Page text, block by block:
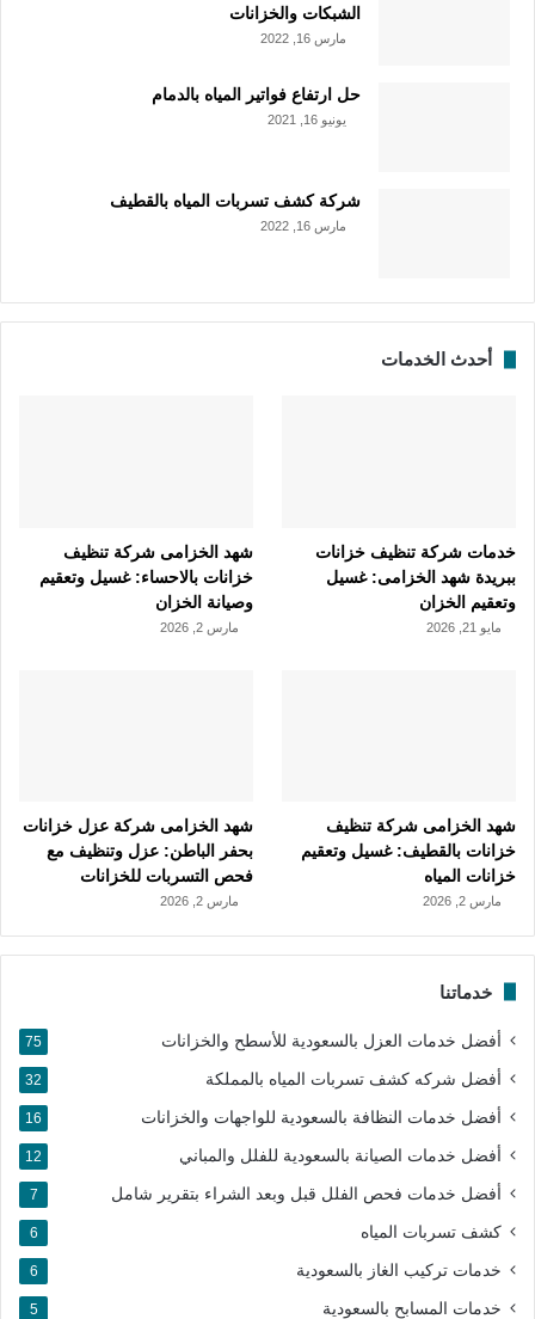
الشبكات والخزانات
مارس 16, 2022
حل ارتفاع فواتير المياه بالدمام
يونيو 16, 2021
شركة كشف تسربات المياه بالقطيف
مارس 16, 2022
أحدث الخدمات
خدمات شركة تنظيف خزانات
ببريدة شهد الخزامى: غسيل
وتعقيم الخزان
مايو 21, 2026
شهد الخزامى شركة تنظيف
خزانات بالاحساء: غسيل وتعقيم
وصيانة الخزان
مارس 2, 2026
شهد الخزامى شركة تنظيف
خزانات بالقطيف: غسيل وتعقيم
خزانات المياه
مارس 2, 2026
شهد الخزامى شركة عزل خزانات
بحفر الباطن: عزل وتنظيف مع
فحص التسربات للخزانات
مارس 2, 2026
خدماتنا
أفضل خدمات العزل بالسعودية للأسطح والخزانات 75
أفضل شركه كشف تسربات المياه بالمملكة 32
أفضل خدمات النظافة بالسعودية للواجهات والخزانات 16
أفضل خدمات الصيانة بالسعودية للفلل والمباني 12
أفضل خدمات فحص الفلل قبل وبعد الشراء بتقرير شامل 7
كشف تسربات المياه 6
خدمات تركيب الغاز بالسعودية 6
خدمات المسابح بالسعودية 5